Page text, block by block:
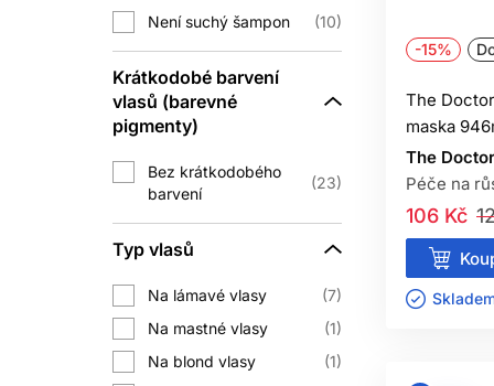
prokázaného nedostatku nemusí
Vyhledejte dermatologa při
pokračuje. Odborné vyšetření
U některých diagnóz existují léčebné
Vlasy rostou pomalu, proto
Objem po umytí lze vidět okamžitě,
Není suchý šampon 10
Krátkodobé barvení
vlasů (barevné
pigmenty)
Bez krátkodobého
barvení
23
Typ vlasů
Na lámavé vlasy
7
Na mastné vlasy
1
Na blond vlasy
1
-15%
The
maska
The Doctor
Péče na
106 Kč
Skladem